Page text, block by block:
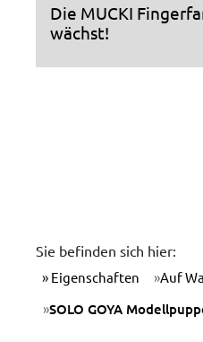
Die MUCKI
wächst!
Sie befinden sich hier:
Eigenschaften Auf
SOLO GOYA